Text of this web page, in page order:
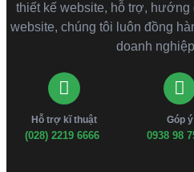
thiết kế website, hỗ trợ,
website, chúng tôi luôn đồng
doanh
Hỗ trợ kĩ thuật
(028) 2219 6666
Góp ý
0938 98